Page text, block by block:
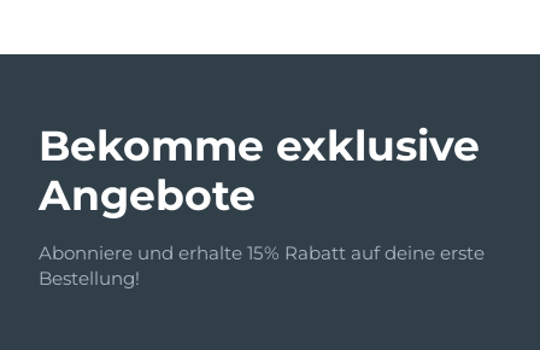
Bekomme exklusive
Angebote
Abonniere und erhalte 15% Rabatt auf deine erste
Bestellung!